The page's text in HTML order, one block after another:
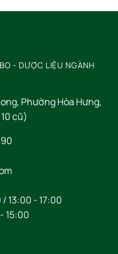
- DƯỢC LIỆU NGÀNH
Phường Hòa Hưng,
cũ)
13:00 - 17:00
15:00